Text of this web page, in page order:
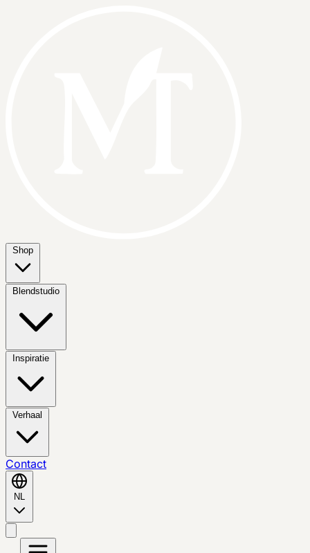
Shop
Blendstudio
Inspiratie
Verhaal
Contact
NL